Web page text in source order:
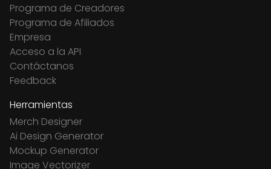
Programa de Creadores
Programa de Afiliados
Empresa
Acceso a la API
Contáctanos
Feedback
Herramientas
Merch Designer
Ai Design Generator
Mockup Generator
Image Vectorizer